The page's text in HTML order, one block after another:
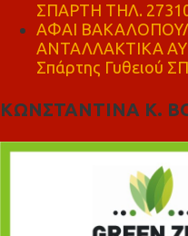
ΣΠΑΡΤΗ ΤΗΛ. 27310
ΑΦΑΙ
ΑΝΤΑΛΛΑΚΤΙΚΑ
Σπάρτης Γυθειού
ΚΩΝΣΤΑΝΤΙΝΑ Κ.